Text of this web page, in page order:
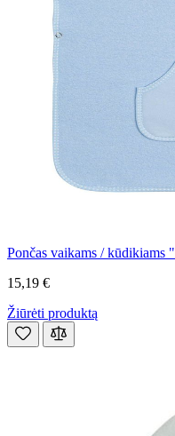
Pončas vaikams /
15,19 €
Žiūrėti produktą